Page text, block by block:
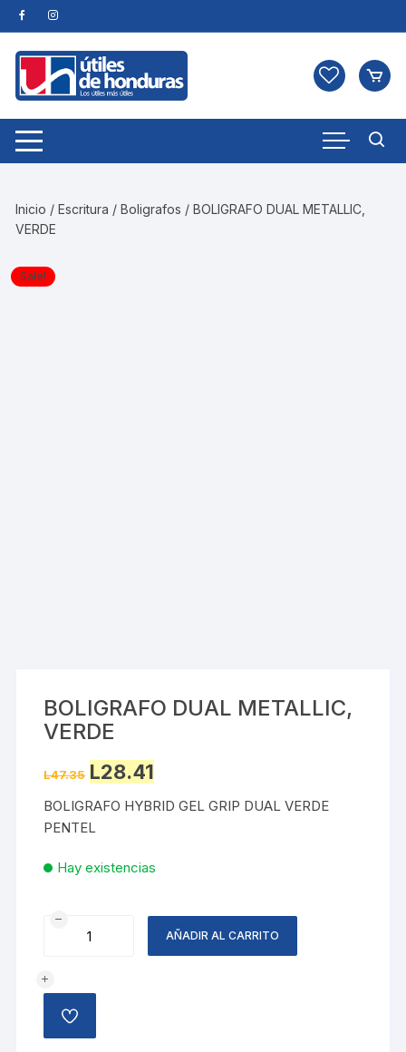
Skip
to
content
Inicio /Escritura /Boligrafos / BOLIGRAFO DUAL METALLIC,
VERDE
Sale!
BOLIGRAFO DUAL METALLIC,
VERDE
L47.35 Original
price
L47.35.
L28.41price
L28.41.
BOLIGRAFO HYBRID GEL GRIP DUAL VERDE
PENTEL
Hay existencias
BOLIGRAFO
VERDE
cantidad
AÑADIR AL CARRITO
AÑADIR
A